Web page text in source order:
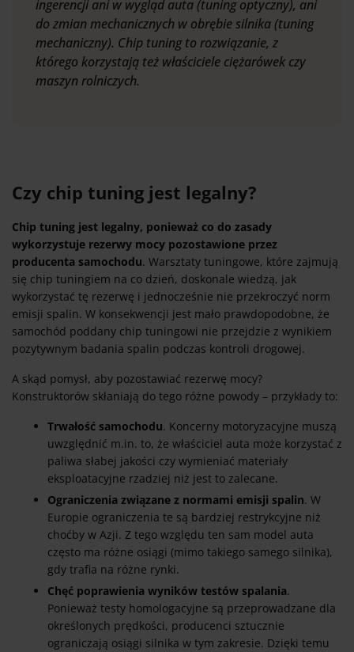
ingerencji ani w wygląd auta (tuning optyczny), ani
do zmian mechanicznych w obrębie silnika (tuning
mechaniczny). Chip tuning to rozwiązanie, z
którego korzystają też właściciele ciężarówek czy
maszyn rolniczych.
Czy chip tuning jest legalny?
Chip tuning jest legalny, ponieważ co do zasady
wykorzystuje rezerwy mocy pozostawione przez
producenta samochodu. Warsztaty tuningowe, które zajmują
się chip tuningiem na co dzień, doskonale wiedzą, jak
wykorzystać tę rezerwę i jednocześnie nie przekroczyć norm
emisji spalin. W konsekwencji jest mało prawdopodobne, że
samochód poddany chip tuningowi nie przejdzie z wynikiem
pozytywnym badania spalin podczas kontroli drogowej.
A skąd pomysł, aby pozostawiać rezerwę mocy?
Konstruktorów skłaniają do tego różne powody – przykłady to:
Trwałość samochodu. Koncerny motoryzacyjne muszą
uwzględnić m.in. to, że właściciel auta może korzystać z
paliwa słabej jakości czy wymieniać materiały
eksploatacyjne rzadziej niż jest to zalecane.
Ograniczenia związane z normami emisji spalin. W
Europie ograniczenia te są bardziej restrykcyjne niż
choćby w Azji. Z tego względu ten sam model auta
często ma różne osiągi (mimo takiego samego silnika),
gdy trafia na różne rynki.
Chęć poprawienia wyników testów spalania.
Ponieważ testy homologacyjne są przeprowadzane dla
określonych prędkości, producenci sztucznie
ograniczają osiągi silnika w tym zakresie. Dzięki temu